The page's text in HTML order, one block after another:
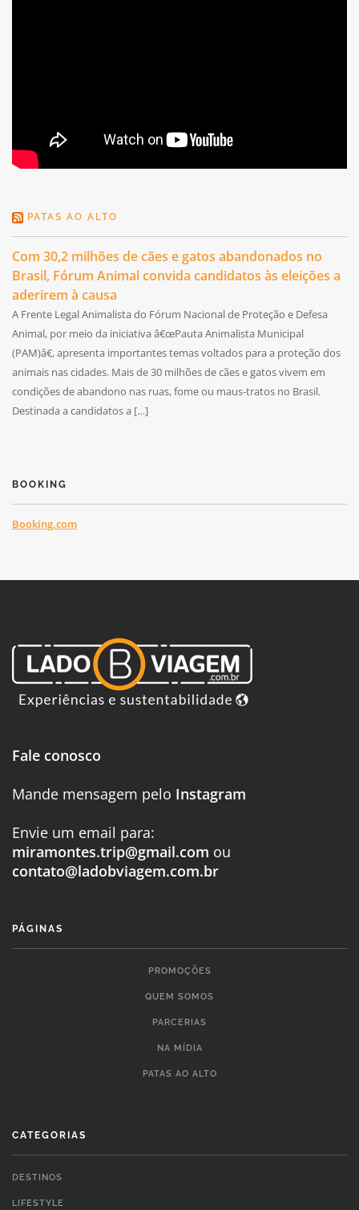
PATAS AO ALTO
Com 30,2 milhões de cães e gatos abandonados no
Brasil, Fórum Animal convida candidatos às eleições a
aderirem à causa
A Frente Legal Animalista do Fórum Nacional de Proteção e Defesa
Animal, por meio da iniciativa â€œPauta Animalista Municipal
(PAM)â€, apresenta importantes temas voltados para a proteção dos
animais nas cidades. Mais de 30 milhões de cães e gatos vivem em
condições de abandono nas ruas, fome ou maus-tratos no Brasil.
Destinada a candidatos a […]
BOOKING
Booking.com
Fale conosco
Mande mensagem pelo Instagram
Envie um email para:
miramontes.trip@gmail.com ou
contato@ladobviagem.com.br
PÁGINAS
PROMOÇÕES
QUEM SOMOS
PARCERIAS
NA MÍDIA
PATAS AO ALTO
CATEGORIAS
DESTINOS
LIFESTYLE